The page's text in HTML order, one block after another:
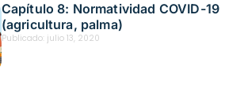
Capítulo 8: Normatividad COVID-19
(agricultura, palma)
Publicado: julio 13, 2020